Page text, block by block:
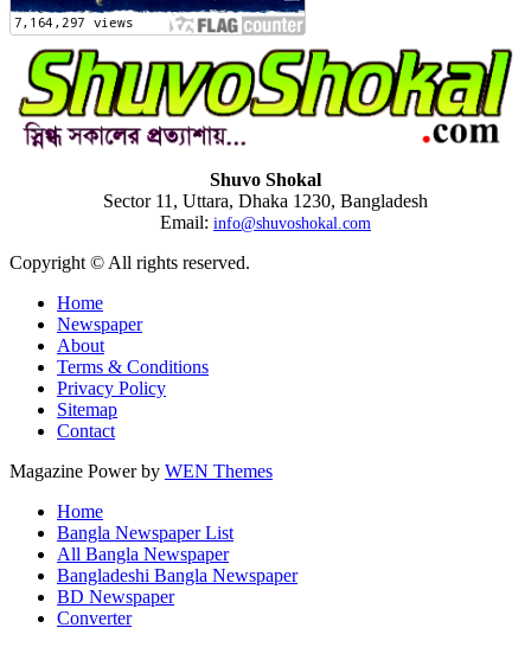
Shuvo Shokal
Sector 11, Uttara, Dhaka 1230, Bangladesh
Email: info@shuvoshokal.com
Copyright © All rights reserved.
Home
Newspaper
About
Terms & Conditions
Privacy Policy
Sitemap
Contact
Magazine Power by WEN Themes
Home
Bangla Newspaper List
All Bangla Newspaper
Bangladeshi Bangla Newspaper
BD Newspaper
Converter